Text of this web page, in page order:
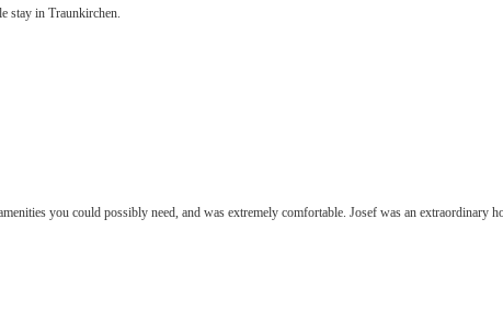
stay in Traunkirchen.
you could possibly need, and was extremely comfortable. Josef was an extraordinary